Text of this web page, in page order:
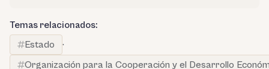
Temas relacionados:
Estado
·
Organización para la Cooperación y el Desarrollo